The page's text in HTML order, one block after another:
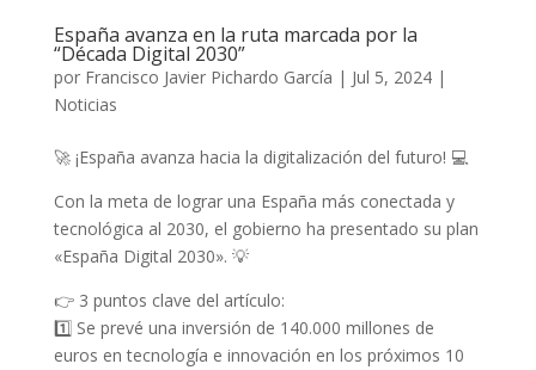
España avanza en la ruta marcada por la
“Década Digital 2030”
por Francisco Javier Pichardo García | Jul 5, 2024|
Noticias
🚀 ¡España avanza hacia la digitalización del futuro! 💻
Con la meta de lograr una España más conectada y
tecnológica al 2030, el gobierno ha presentado su plan
«España Digital 2030». 💡
👉 3 puntos clave del artículo:
1️⃣ Se prevé una inversión de 140.000 millones de
euros en tecnología e innovación en los próximos 10